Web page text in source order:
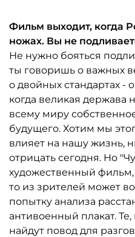
Фильм выходит, когда
ножах. Вы не
Не нужно бояться
ты говоришь о важных
о двойных стандартах -
когда великая держава
всему миру
будущего. Хотим мы
влияет на нашу жизнь,
отрицать сегодня. Но
художественный фильм,
то из зрителей может
попытку анализа
антивоенный плакат.
найдут повод для